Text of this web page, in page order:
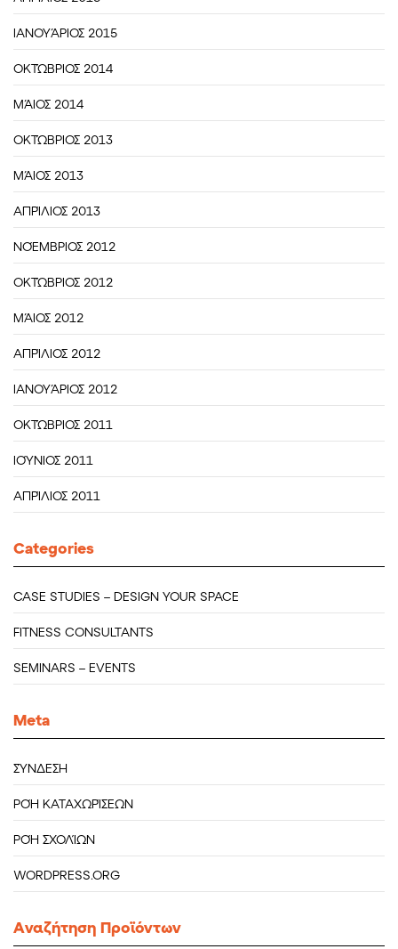
ΙΑΝΟΥΆΡΙΟΣ 2015
ΟΚΤΏΒΡΙΟΣ 2014
ΜΆΙΟΣ 2014
ΟΚΤΏΒΡΙΟΣ 2013
ΜΆΙΟΣ 2013
ΑΠΡΊΛΙΟΣ 2013
ΝΟΈΜΒΡΙΟΣ 2012
ΟΚΤΏΒΡΙΟΣ 2012
ΜΆΙΟΣ 2012
ΑΠΡΊΛΙΟΣ 2012
ΙΑΝΟΥΆΡΙΟΣ 2012
ΟΚΤΏΒΡΙΟΣ 2011
ΙΟΎΝΙΟΣ 2011
ΑΠΡΊΛΙΟΣ 2011
Categories
CASE STUDIES – DESIGN YOUR SPACE
FITNESS CONSULTANTS
SEMINARS – EVENTS
Meta
ΣΎΝΔΕΣΗ
ΡΟΉ ΚΑΤΑΧΩΡΊΣΕΩΝ
ΡΟΉ ΣΧΟΛΊΩΝ
WORDPRESS.ORG
Aναζήτηση Προϊόντων